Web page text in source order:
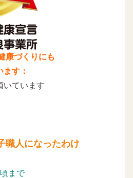
康づくりにも
す：
いています
職人になったわけ
まで